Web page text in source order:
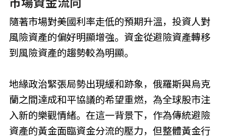
隨著市場對美國利率走低的預期升溫，投資人對
風險資產的偏好明顯增強。資金從避險資產轉移
到風險資產的趨勢較為明顯。
地緣政治緊張局勢出現緩和跡象，俄羅斯與烏克
蘭之間達成和平協議的希望重燃，為全球股市注
入新的樂觀情緒。在這一背景下，作為傳統避險
資產的黃金面臨資金分流的壓力，但整體黃金行